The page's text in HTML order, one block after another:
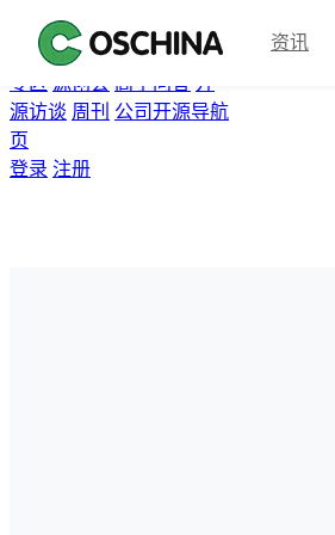
首页 开源软件
翻译 资讯 Gitee 众包 活动
专区 源创会 高手问答 开
源访谈 周刊 公司开源导航
页
登录 注册
资讯